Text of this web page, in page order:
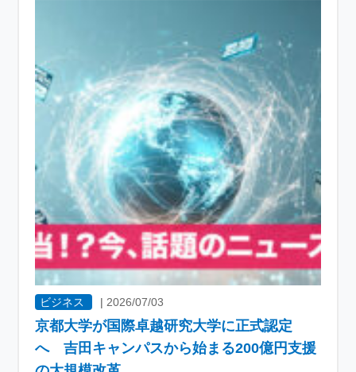
ビジネス |2026/07/03
京都大学が国際卓越研究大学に正式認定
へ 吉田キャンパスから始まる200億円支援